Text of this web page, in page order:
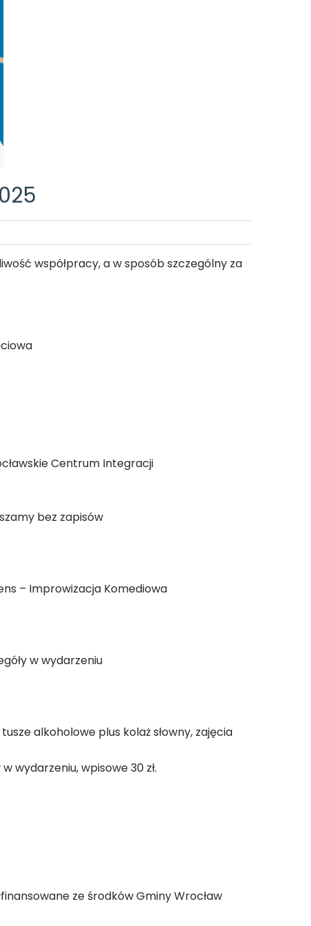
współpracy, a w sposób szczególny za
Centrum Integracji
bez zapisów
– Improwizacja Komediowa
w wydarzeniu
alkoholowe plus kolaż słowny, zajęcia
wydarzeniu, wpisowe 30 zł.
ze środków Gminy Wrocław